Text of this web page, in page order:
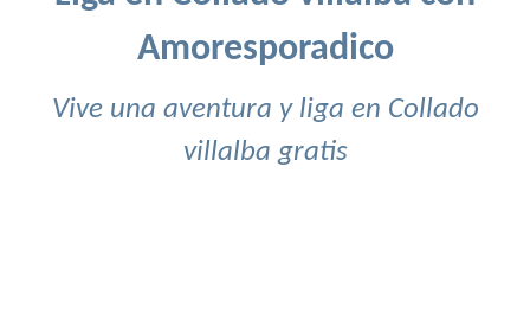
Amoresporadico
Vive una aventura y liga en Collado
villalba gratis